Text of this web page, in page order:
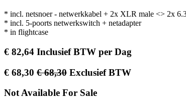
* incl. netsnoer - netwerkkabel + 2x XLR male <> 2x
* incl. 5-poorts netwerkswitch + netadapter
* in flightcase
€ 82,64 Inclusief BTW per Dag
€ 68,30 €68,30 Exclusief BTW
Not Available For Sale